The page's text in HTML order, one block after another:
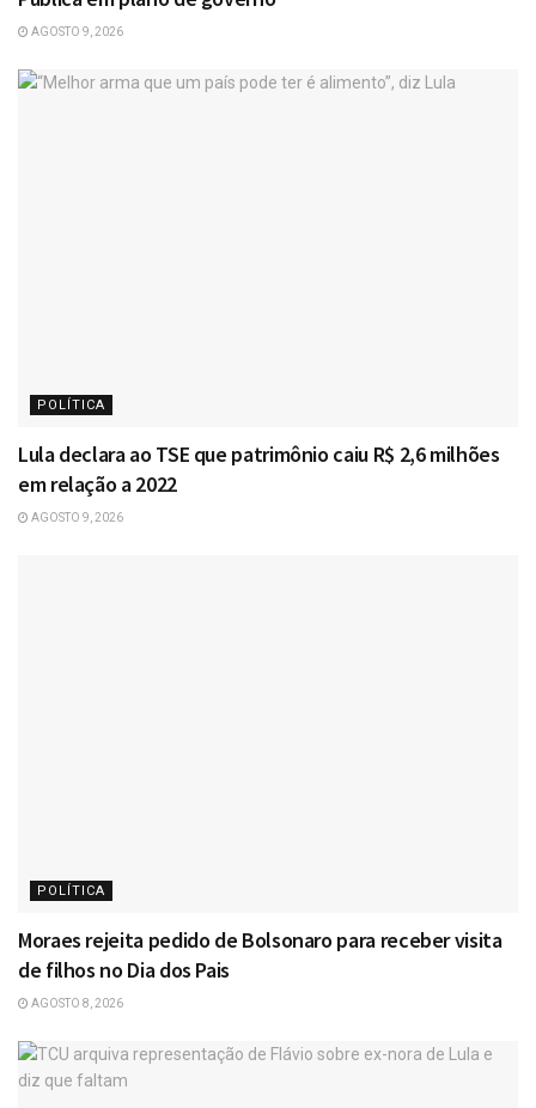
AGOSTO 9, 2026
POLÍTICA
Lula declara ao TSE que patrimônio caiu R$ 2,6 milhões
em relação a 2022
AGOSTO 9, 2026
POLÍTICA
Moraes rejeita pedido de Bolsonaro para receber visita
de filhos no Dia dos Pais
AGOSTO 8, 2026